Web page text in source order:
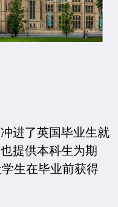
进了英国毕业生就
提供本科生为期
生在毕业前获得